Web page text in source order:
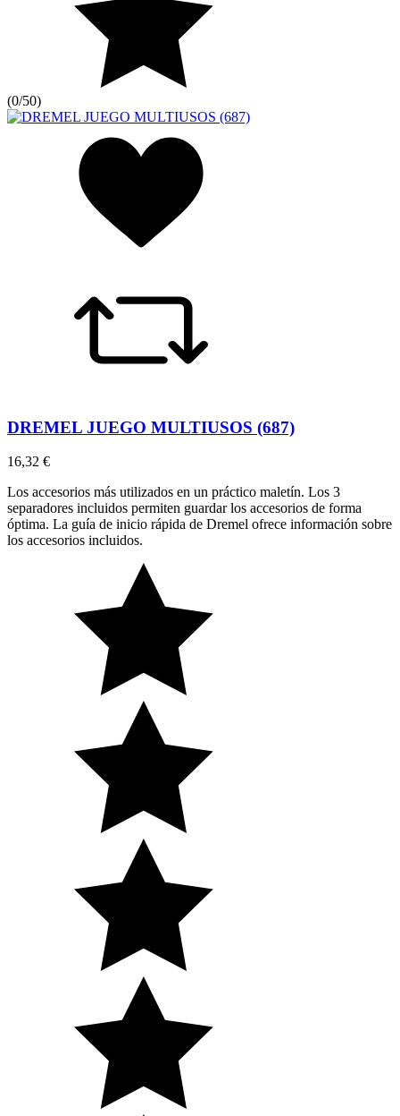
(0/50)
DREMEL JUEGO MULTIUSOS (687)
16,32 €
Los accesorios más utilizados en un práctico maletín. Los 3
separadores incluidos permiten guardar los accesorios de forma
óptima. La guía de inicio rápida de Dremel ofrece información sobre
los accesorios incluidos.